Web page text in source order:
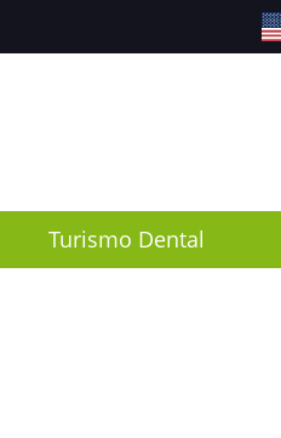
Turismo Dental